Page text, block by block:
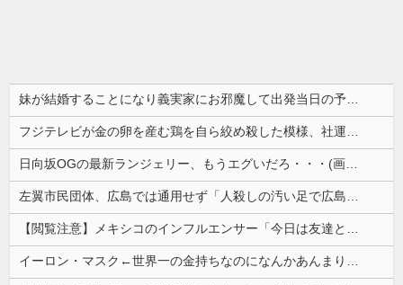
妹が結婚することになり義実家にお邪魔して出発当日の予定を話していた すると義兄嫁が「北海道って、ご祝儀1万8千円って指定してくるんだって？」 と聞いてきて…
フジテレビが金の卵を産む鶏を自ら絞め殺した模様、社運を賭けたドル箱コンテンツが御蔵入りになってしまい……
日向坂OGの最新ランジェリー、もうエグいだろ・・・(画像どーん)
左翼市民団体、広島では通用せず「人殺しの汚い足で広島の土を踏むな！」→広島県民「お前らの方が汚いんじゃ！」「ワシらが広島県民じゃ」
【閲覧注意】メキシコのインフルエンサー「今日は友達と配達員のアルバイトを体験してみるよ！！」←結果・・・
イーロン・マスク←世界一の金持ちなのになんかあんまり「羨ましい」と感じない理由